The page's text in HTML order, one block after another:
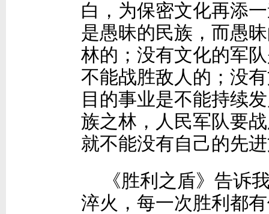
白，为保密文化再添
是愚昧的民族，而愚
林的；没有文化的军
不能战胜敌人的；没
目的事业是不能持续
族之林，人民军队要
就不能没有自己的先
《胜利之盾》告诉
淬火，每一次胜利都